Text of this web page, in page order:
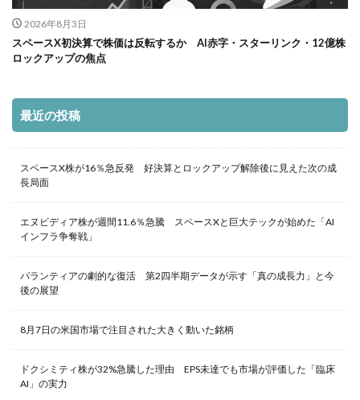
2026年8月3日
スペースX初決算で株価は反転するか AI赤字・スターリンク・12億株
ロックアップの焦点
最近の投稿
スペースX株が16％急反発 好決算とロックアップ解除後に見えた次の成
長局面
エヌビディア株が週間11.6％急騰 スペースXと巨大テックが始めた「AI
インフラ争奪戦」
パランティアの劇的な復活 第2四半期データが示す「真の成長力」と今
後の展望
8月7日の米国市場で注目された大きく動いた銘柄
ドクシミティ株が32%急騰した理由 EPS未達でも市場が評価した「臨床
AI」の実力